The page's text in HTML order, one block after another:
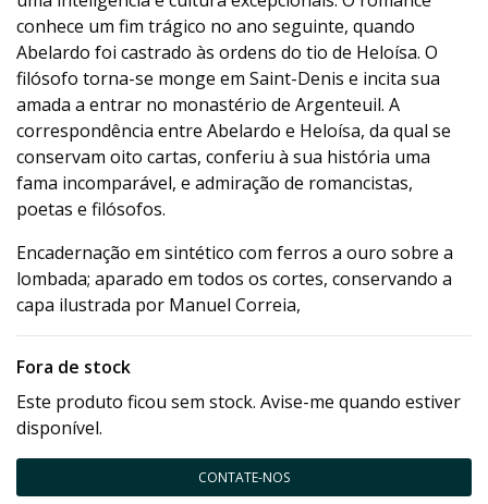
conhece um fim trágico no ano seguinte, quando
Abelardo foi castrado às ordens do tio de Heloísa. O
filósofo torna-se monge em Saint-Denis e incita sua
amada a entrar no monastério de Argenteuil. A
correspondência entre Abelardo e Heloísa, da qual se
conservam oito cartas, conferiu à sua história uma
fama incomparável, e admiração de romancistas,
poetas e filósofos.
Encadernação em sintético com ferros a ouro sobre a
lombada; aparado em todos os cortes, conservando a
capa ilustrada por Manuel Correia,
Fora de stock
Este produto ficou sem stock. Avise-me quando estiver
disponível.
CONTATE-NOS